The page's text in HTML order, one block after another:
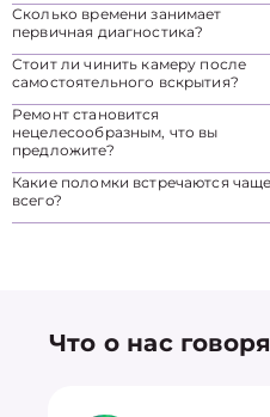
Сколько времени занимает
первичная диагностика?
Стоит ли чинить камеру после
самостоятельного вскрытия?
Ремонт становится
нецелесообразным, что вы
предложите?
Какие поломки встречаются чаще
всего?
Что о нас